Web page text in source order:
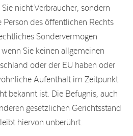
nicht Verbraucher, sondern
des öffentlichen Rechts
Sondervermögen
Sie keinen allgemeinen
oder der EU haben oder
Aufenthalt im Zeitpunkt
bekannt ist. Die Befugnis, auch
gesetzlichen Gerichtsstand
hiervon unberührt.